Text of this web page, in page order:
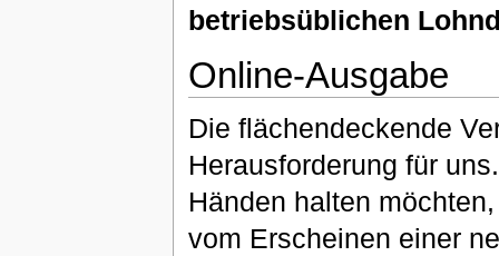
betriebsüblichen
Online-Ausgabe
Die flächendeckende
Herausforderung für
Händen halten
vom Erscheinen einer